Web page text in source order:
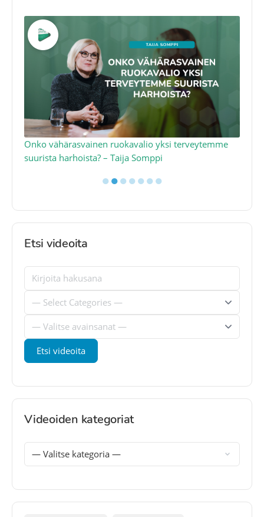
Onko vähärasvainen ruokavalio yksi terveytemme
suurista harhoista? – Taija Somppi
●●●●●●●
Etsi videoita
Videoiden kategoriat